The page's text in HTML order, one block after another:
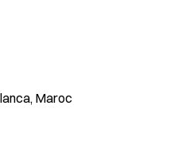
Maroc